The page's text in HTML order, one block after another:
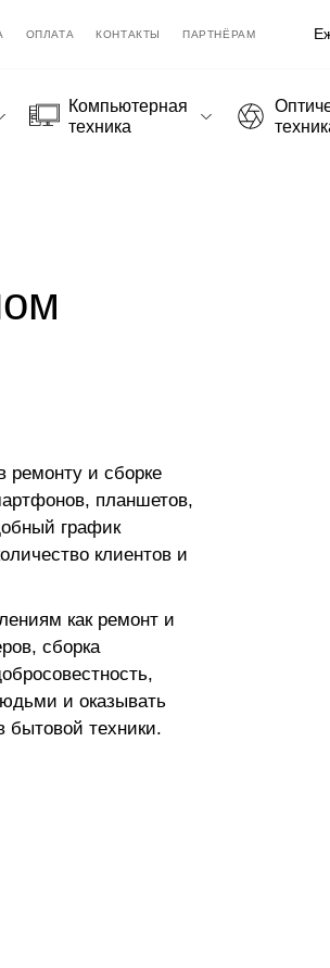
ОПЛАТА КОНТАКТЫ ПАРТНЁРАМ
Компьютерная
техника
ремонту и сборке
планшетов,
график
клиентов и
как ремонт и
сборка
и оказывать
бытовой техники.